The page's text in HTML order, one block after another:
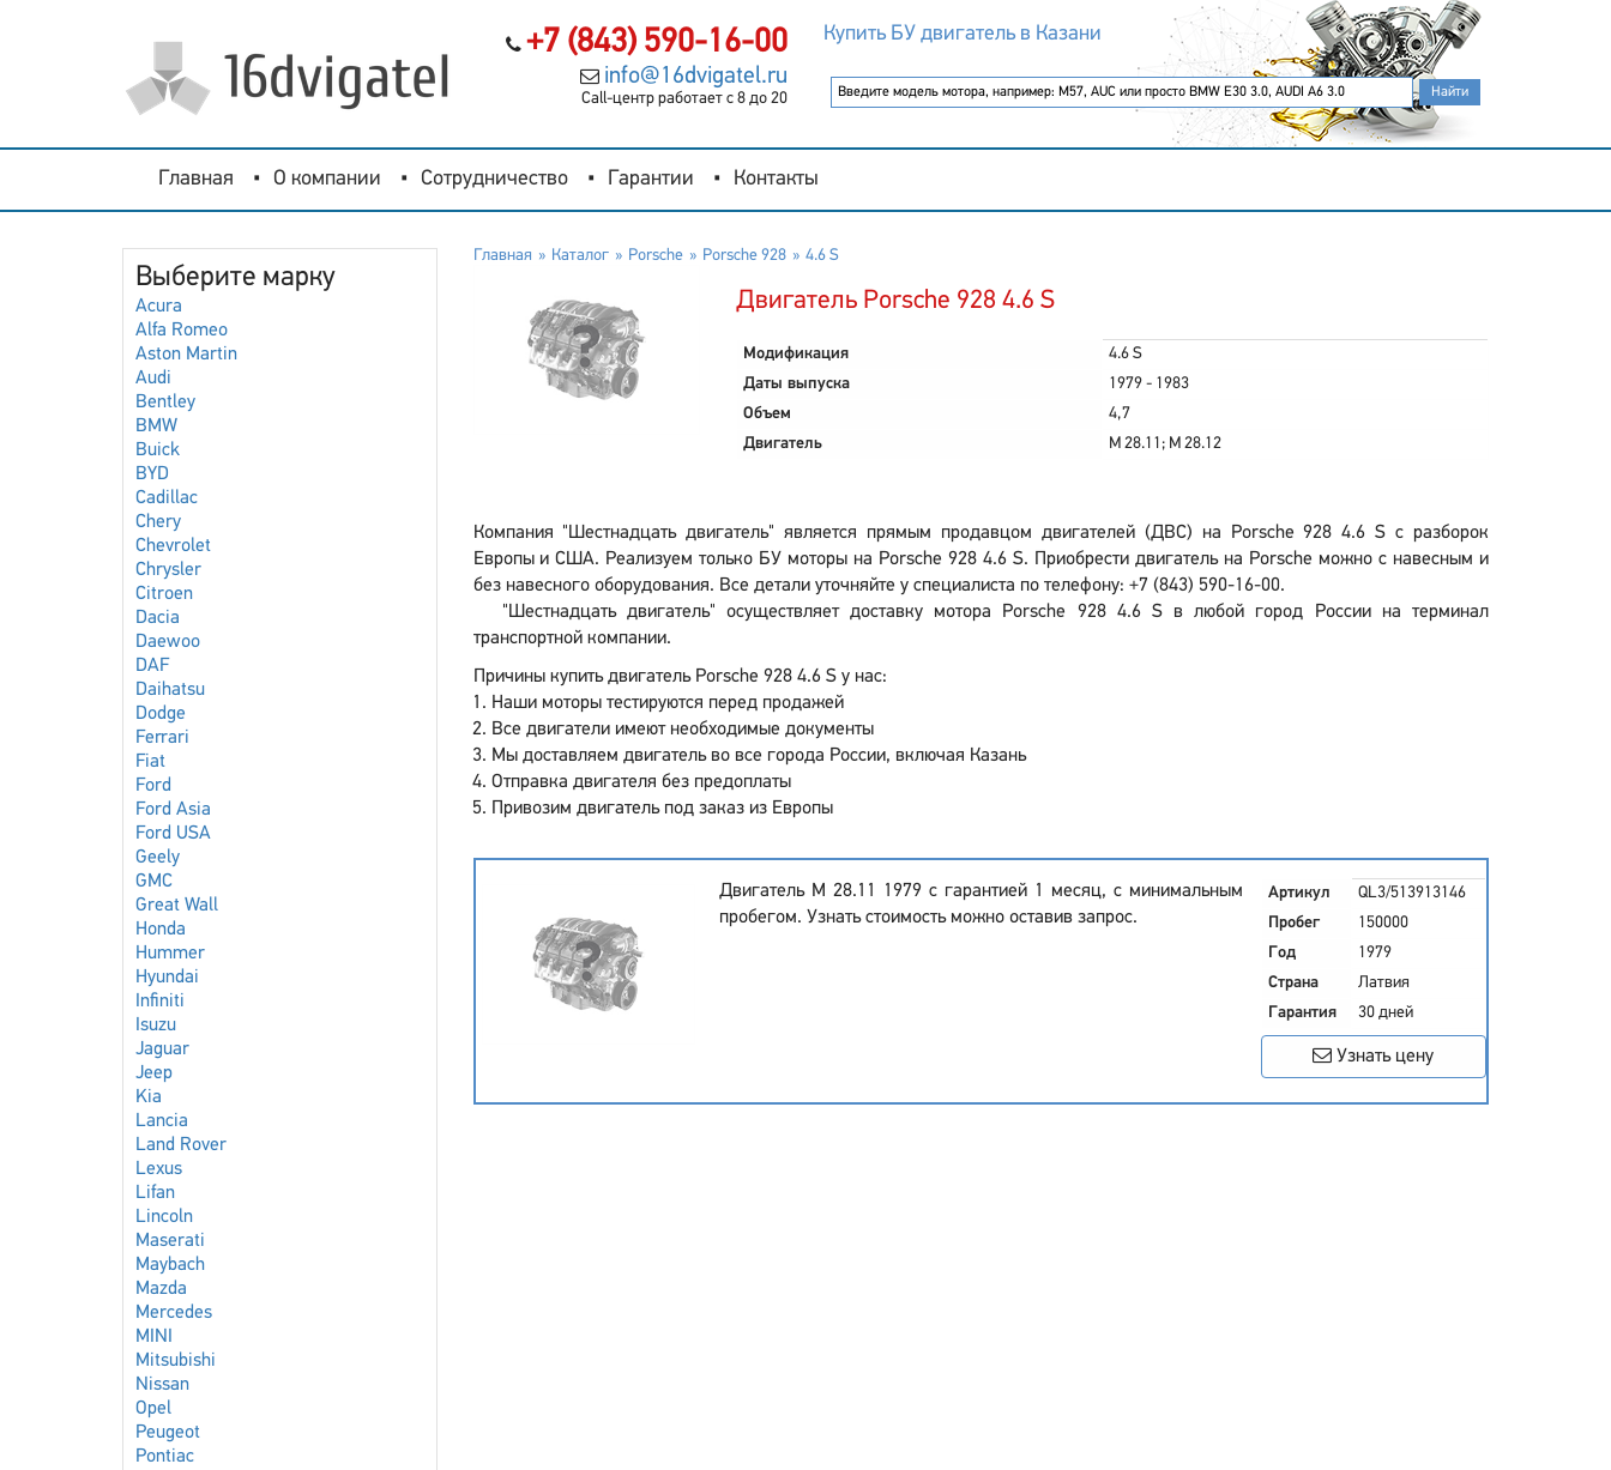
+7 (843) 590-16-00
info@16dvigatel.ru
Call-центр работает с 8 до 20
Купить БУ двигатель в Казани
Главная О компании Сотрудничество Гарантии Контакты
Выберите марку
Acura
Alfa Romeo
Aston Martin
Audi
Bentley
BMW
Buick
BYD
Cadillac
Chery
Chevrolet
Chrysler
Citroen
Dacia
Daewoo
DAF
Daihatsu
Dodge
Ferrari
Fiat
Ford
Ford Asia
Ford USA
Geely
GMC
Great Wall
Honda
Hummer
Hyundai
Infiniti
Isuzu
Jaguar
Jeep
Kia
Lancia
Land Rover
Lexus
Lifan
Lincoln
Maserati
Maybach
Mazda
Mercedes
MINI
Mitsubishi
Nissan
Opel
Peugeot
Pontiac
Главная Каталог Porsche Porsche 928 4.6 S
Двигатель Porsche 928 4.6 S
Модификация
4.6 S
Даты выпуска
1979 - 1983
Объем
4,7
Двигатель
M 28.11; M 28.12
Компания "Шестнадцать двигатель" является прямым продавцом двигателей (ДВС) на Porsche 928 4.6 S с разборок
Европы и США. Реализуем только БУ моторы на Porsche 928 4.6 S. Приобрести двигатель на Porsche можно с навесным и
без навесного оборудования. Все детали уточняйте у специалиста по телефону: +7 (843) 590-16-00.
"Шестнадцать двигатель" осуществляет доставку мотора Porsche 928 4.6 S в любой город России на терминал
транспортной компании.
Причины купить двигатель Porsche 928 4.6 S у нас:
Наши моторы тестируются перед продажей
Все двигатели имеют необходимые документы
Мы доставляем двигатель во все города России, включая Казань
Отправка двигателя без предоплаты
Привозим двигатель под заказ из Европы
Двигатель M 28.11 1979 с гарантией 1 месяц, с минимальным
пробегом. Узнать стоимость можно оставив запрос.
Артикул
QL3/513913146
Пробег
150000
Год
1979
Страна
Латвия
Гарантия
30 дней
Узнать цену